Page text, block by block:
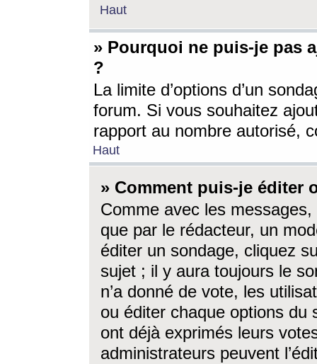
Haut
» Pourquoi ne puis-je pas
?
La limite d’options d’un
forum. Si vous souhaitez
rapport au nombre autorisé,
Haut
» Comment puis-je éditer
Comme avec les
que par le rédacteur, un
éditer un sondage, cliquez
sujet ; il y aura toujours le
n’a donné de vote, les
ou éditer chaque options du
ont déjà exprimés leurs
administrateurs peuvent